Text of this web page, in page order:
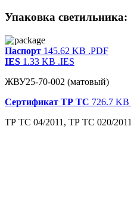
Упаковка светильника:
Паспорт 145.62 KB .PDF
IES 1.33 KB .IES
ЖВУ25-70-002 (матовый)
Сертификат ТР ТС 726.7 KB
ТР ТС 04/2011, ТР ТС 020/2011